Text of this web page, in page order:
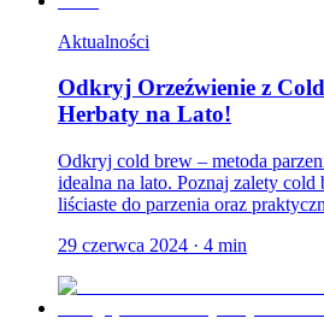
Aktualności
Odkryj Orzeźwienie z
Herbaty na Lato!
Odkryj cold brew – metoda
idealna na lato. Poznaj zalety cold
liściaste do parzenia oraz
29 czerwca 2024 · 4 min